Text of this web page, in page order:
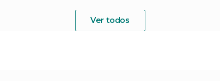
Ver todos